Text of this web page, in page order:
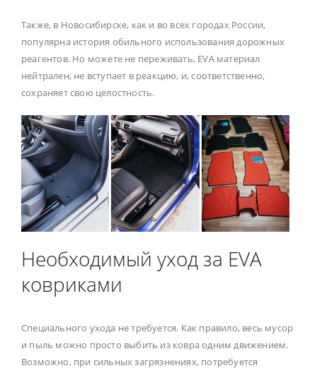
Также, в Новосибирске, как и во всех городах России,
популярна история обильного использования дорожных
реагентов. Но можете не переживать, EVA материал
нейтрален, не вступает в реакцию, и, соответственно,
сохраняет свою целостность.
Необходимый уход за EVA
ковриками
Специального ухода не требуется. Как правило, весь мусор
и пыль можно просто выбить из ковра одним движением.
Возможно, при сильных загрязнениях, потребуется